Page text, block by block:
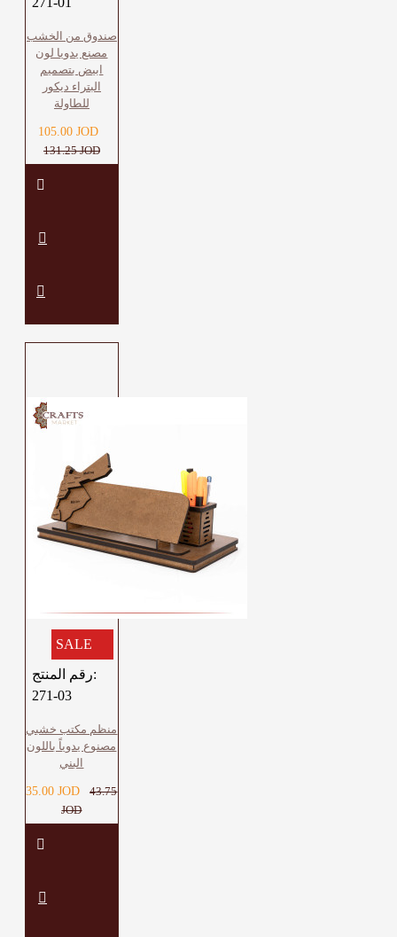
صندوق من الخشب
مصنع يدويا لون
ابيض بتصميم
البتراء ديكور
للطاولة
105.00 JOD
131.25 JOD
SALE
رقم المنتج:
271-03
منظم مكتب خشبي
مصنوع يدوياً باللون
البني
35.00 JOD
43.75
JOD